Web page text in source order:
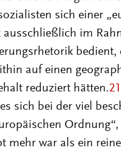
sich einer
ausschließlich im
bedient,
auf einen
reduziert hätten.21
sich bei der viel
Ordnung“,
mehr war als ein